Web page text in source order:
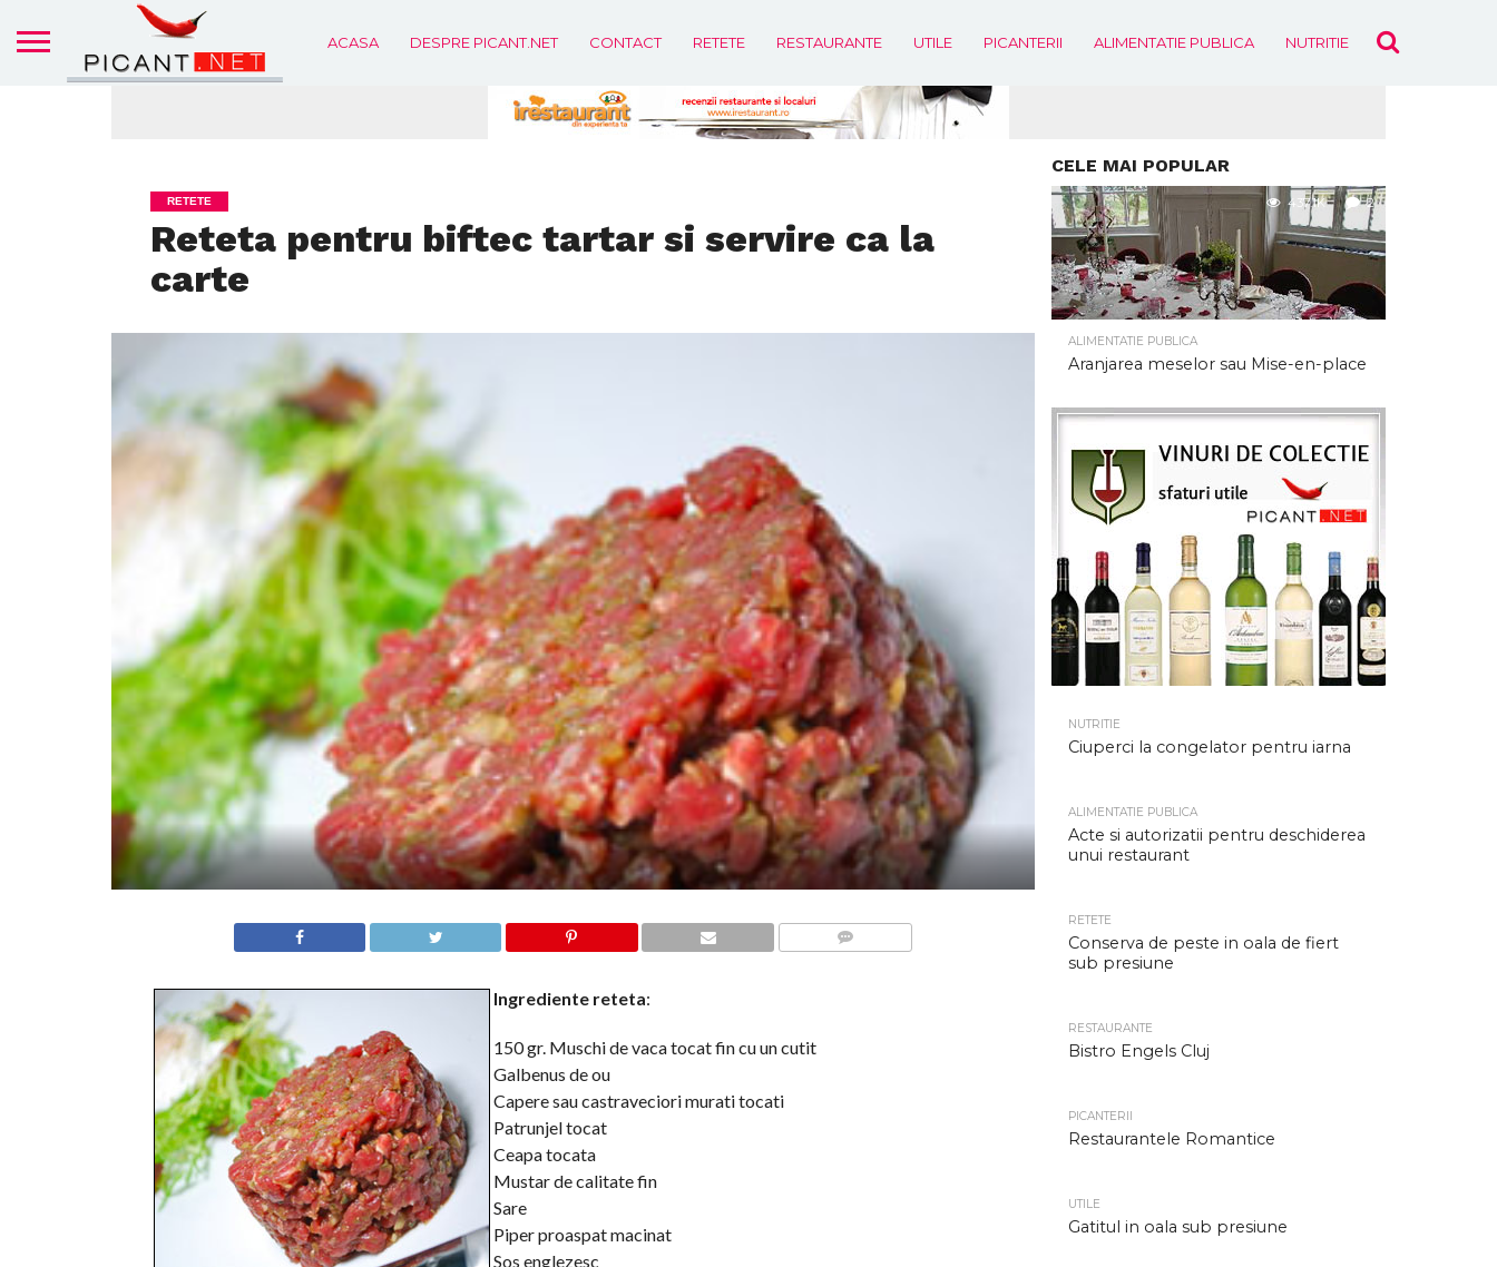
ACASA DESPRE PICANT.NET CONTACT RETETE RESTAURANTE UTILE PICANTERII ALIMENTATIE PUBLICA NUTRITIE EVENIMENTE
RETETE
Reteta pentru biftec tartar si servire ca la
carte
Ingrediente reteta:
150 gr. Muschi de vaca tocat fin cu un cutit
Galbenus de ou
Capere sau castraveciori murati tocati
Patrunjel tocat
Ceapa tocata
Mustar de calitate fin
Sare
Piper proaspat macinat
Sos englezesc
CELE MAI POPULAR
437.1K 2
ALIMENTATIE PUBLICA
Aranjarea meselor sau Mise-en-place
NUTRITIE
Ciuperci la congelator pentru iarna
ALIMENTATIE PUBLICA
Acte si autorizatii pentru deschiderea
unui restaurant
RETETE
Conserva de peste in oala de fiert
sub presiune
RESTAURANTE
Bistro Engels Cluj
PICANTERII
Restaurantele Romantice
UTILE
Gatitul in oala sub presiune